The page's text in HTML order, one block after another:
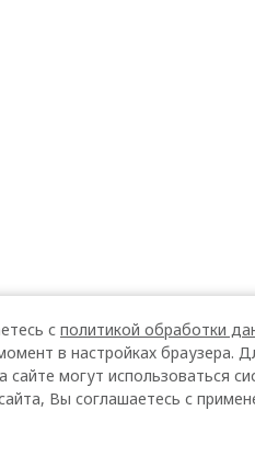
с политикой обработки
в настройках браузера.
сайте могут использоваться
Вы соглашаетесь с